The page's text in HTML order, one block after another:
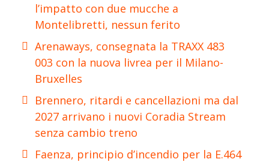
l’impatto con due mucche a
Montelibretti, nessun ferito
Arenaways, consegnata la TRAXX 483
003 con la nuova livrea per il Milano-
Bruxelles
Brennero, ritardi e cancellazioni ma dal
2027 arrivano i nuovi Coradia Stream
senza cambio treno
Faenza, principio d’incendio per la E.464